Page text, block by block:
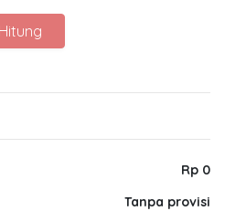
Hitung
Rp 0
Tanpa provisi